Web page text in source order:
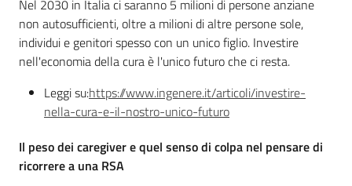
Nel 2030 in Italia ci saranno 5 milioni di persone anziane
non autosufficienti, oltre a milioni di altre persone sole,
individui e genitori spesso con un unico figlio. Investire
nell'economia della cura è l'unico futuro che ci resta.
Leggi su:https://www.ingenere.it/articoli/investire-
nella-cura-e-il-nostro-unico-futuro
Il peso dei caregiver e quel senso di colpa nel pensare di
ricorrere a una RSA